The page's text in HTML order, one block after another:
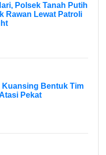
Polsek Tanah Putih
Rawan Lewat Patroli
Kuansing Bentuk Tim
Pekat